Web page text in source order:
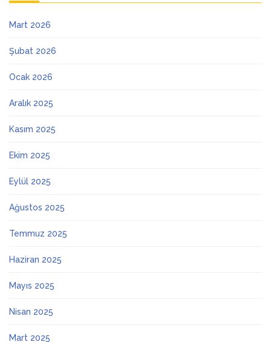
Mart 2026
Şubat 2026
Ocak 2026
Aralık 2025
Kasım 2025
Ekim 2025
Eylül 2025
Ağustos 2025
Temmuz 2025
Haziran 2025
Mayıs 2025
Nisan 2025
Mart 2025